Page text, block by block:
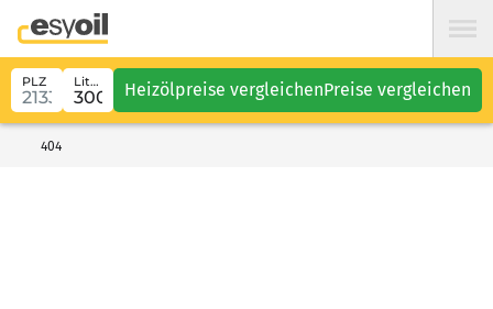
PLZ Liter Heizölpreise vergleichenPreise vergleichen
404